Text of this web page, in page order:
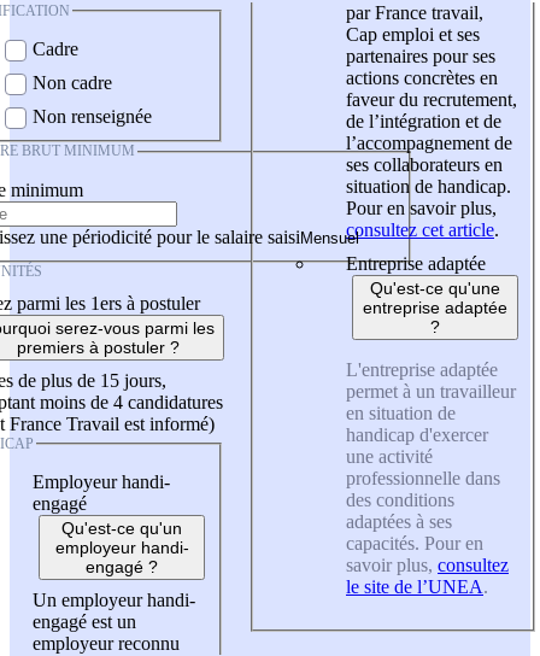
Cadre
Non cadre
Non renseignée
BRUT MINIMUM
minimum
une périodicité pour le salaire saisi
parmi les 1ers à postuler
serez-vous parmi les
premiers à postuler ?
de plus de 15 jours,
moins de 4 candidatures
France Travail est informé)
Employeur handi-
engagé
Qu'est-ce qu'un
employeur handi-
engagé ?
Un employeur handi-
engagé est un
employeur reconnu
par France travail,
Cap emploi et ses
partenaires pour ses
actions concrètes en
faveur du recrutement,
de l’intégration et de
l’accompagnement de
ses collaborateurs en
situation de handicap.
Pour en savoir plus,
consultez cet article.
Entreprise adaptée
Qu'est-ce qu'une
entreprise adaptée
?
L'entreprise adaptée
permet à un travailleur
en situation de
handicap d'exercer
une activité
professionnelle dans
des conditions
adaptées à ses
capacités. Pour en
savoir plus, consultez
le site de l’UNEA.